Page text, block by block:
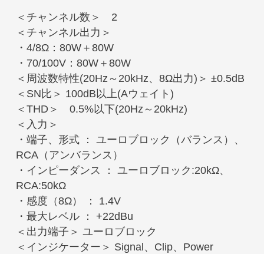
＜チャンネル数＞ 2
＜チャンネル出力＞
・4/8Ω：80W＋80W
・70/100V：80W＋80W
＜周波数特性(20Hz～20kHz、8Ω出力)＞ ±0.5dB
＜SN比＞ 100dB以上(Aウェイト)
＜THD＞ 0.5%以下(20Hz～20kHz)
＜入力＞
・端子、形式 ： ユーロブロック（バランス）、
RCA（アンバランス）
・インピーダンス ： ユーロブロック:20kΩ、
RCA:50kΩ
・感度（8Ω） ： 1.4V
・最大レベル ： +22dBu
＜出力端子＞ ユーロブロック
＜インジケーター＞ Signal、Clip、Power